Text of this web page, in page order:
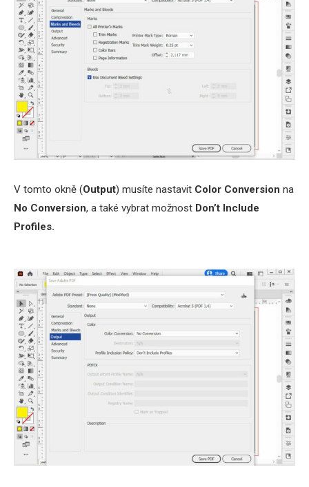
V tomto okně (Output) musíte nastavit Color Conversion na
No Conversion, a také vybrat možnost Don’t Include
Profiles.